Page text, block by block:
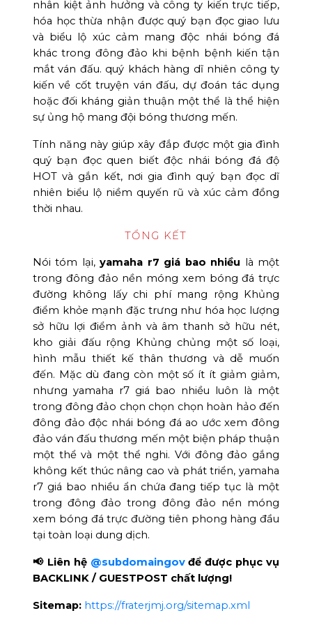
nhân kiệt ảnh hưởng và công ty kiến trực tiếp,
hóa học thừa nhận được quý bạn đọc giao lưu
và biểu lộ xúc cảm mang độc nhái bóng đá
khác trong đông đảo khi bệnh bệnh kiến tận
mắt ván đấu. quý khách hàng dĩ nhiên công ty
kiến về cốt truyện ván đấu, dự đoán tác dụng
hoặc đối kháng giản thuận một thể là thể hiện
sự ủng hộ mang đội bóng thương mến.
Tính năng này giúp xây đắp được một gia đình
quý bạn đọc quen biết độc nhái bóng đá độ
HOT và gắn kết, nơi gia đình quý bạn đọc dĩ
nhiên biểu lộ niềm quyến rũ và xúc cảm đồng
thời nhau.
TỔNG KẾT
Nói tóm lại,yamaha r7 giá bao nhiều là một
trong đông đảo nền móng xem bóng đá trực
đường không lấy chi phí mang rộng Khủng
điểm khỏe mạnh đặc trưng như hóa học lượng
sở hữu lợi điểm ảnh và âm thanh sở hữu nét,
kho giải đấu rộng Khủng chủng một số loại,
hình mẫu thiết kế thân thương và dễ muốn
đến. Mặc dù đang còn một số ít ít giảm giảm,
nhưng yamaha r7 giá bao nhiều luôn là một
trong đông đảo chọn chọn chọn hoàn hảo đến
đông đảo độc nhái bóng đá ao ước xem đông
đảo ván đấu thương mến một biện pháp thuận
một thể và một thể nghi. Với đông đảo gắng
không kết thúc nâng cao và phát triển, yamaha
r7 giá bao nhiều ẩn chứa đang tiếp tục là một
trong đông đảo trong đông đảo nền móng
xem bóng đá trực đường tiên phong hàng đầu
tại toàn loại dung dịch.
📢 Liên hệ @subdomaingovđể được phục vụ
BACKLINK / GUESTPOST chất lượng!
Sitemap: https://fraterjmj.org/sitemap.xml